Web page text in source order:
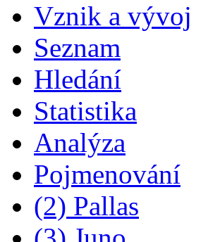
Vznik a vývoj
Seznam
Hledání
Statistika
Analýza
Pojmenování
(2) Pallas